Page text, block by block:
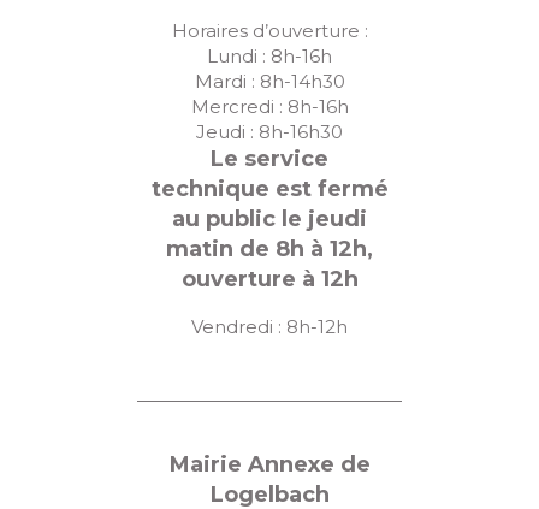
Horaires d’ouverture :
Lundi : 8h-16h
Mardi : 8h-14h30
Mercredi : 8h-16h
Jeudi : 8h-16h30
Le service
technique est fermé
au public le jeudi
matin de 8h à 12h,
ouverture à 12h
Vendredi : 8h-12h
Mairie Annexe de
Logelbach